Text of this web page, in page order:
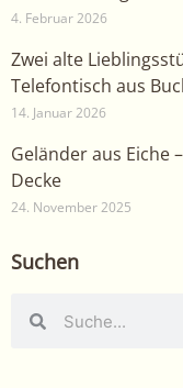
4. Februar 2026
Zwei alte
Telefontisch aus
14. Januar 2026
Geländer aus Eiche
Decke
24. November 2025
Suchen